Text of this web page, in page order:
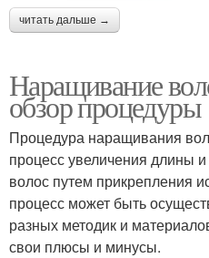
читать дальше →
Наращивание
обзор процедуры
Процедура наращивания
процесс увеличения длины
волос путем прикрепления
процесс может быть
разных методик и
свои плюсы и минусы.